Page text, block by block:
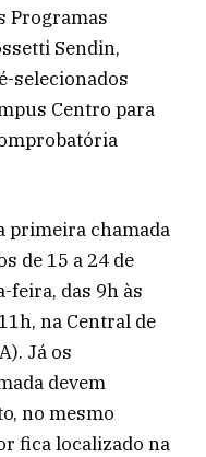
Programas
Sendin,
selecionados
Centro para
primeira chamada
de 15 a 24 de
feira, das 9h às
na Central de
Já os
devem
no mesmo
fica localizado na